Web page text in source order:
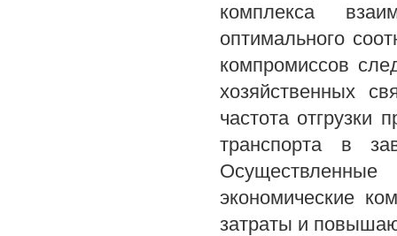
комплекса
оптимального
компромиссов
хозяйственных
частота
транспорта в
экономические
затраты и